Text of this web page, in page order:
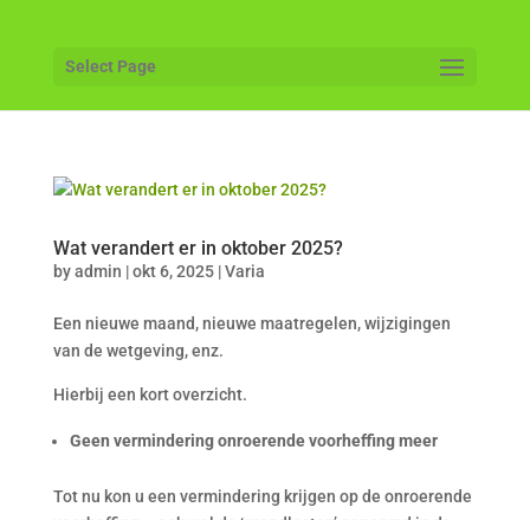
Select Page
Wat verandert er in oktober 2025?
byadmin |okt 6, 2025|Varia
Een nieuwe maand, nieuwe maatregelen, wijzigingen
van de wetgeving, enz.
Hierbij een kort overzicht.
Geen vermindering onroerende voorheffing meer
Tot nu kon u een vermindering krijgen op de onroerende